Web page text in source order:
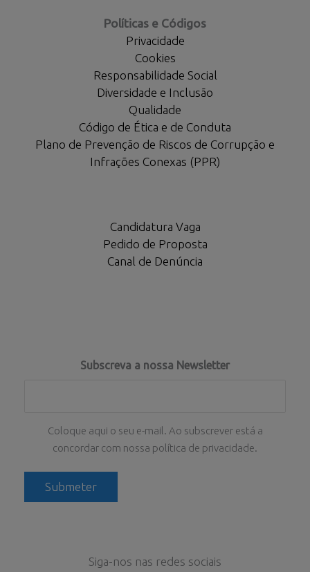
Políticas e Códigos
Privacidade
Cookies
Responsabilidade Social
Diversidade e Inclusão
Qualidade
Código de Ética e de Conduta
Plano de Prevenção de Riscos de Corrupção e
Infrações Conexas (PPR)
Candidatura Vaga
Pedido de Proposta
Canal de Denúncia
Subscreva a nossa Newsletter
Coloque aqui o seu e-mail. Ao subscrever está a
concordar com nossa política de privacidade.
Siga-nos nas redes sociais